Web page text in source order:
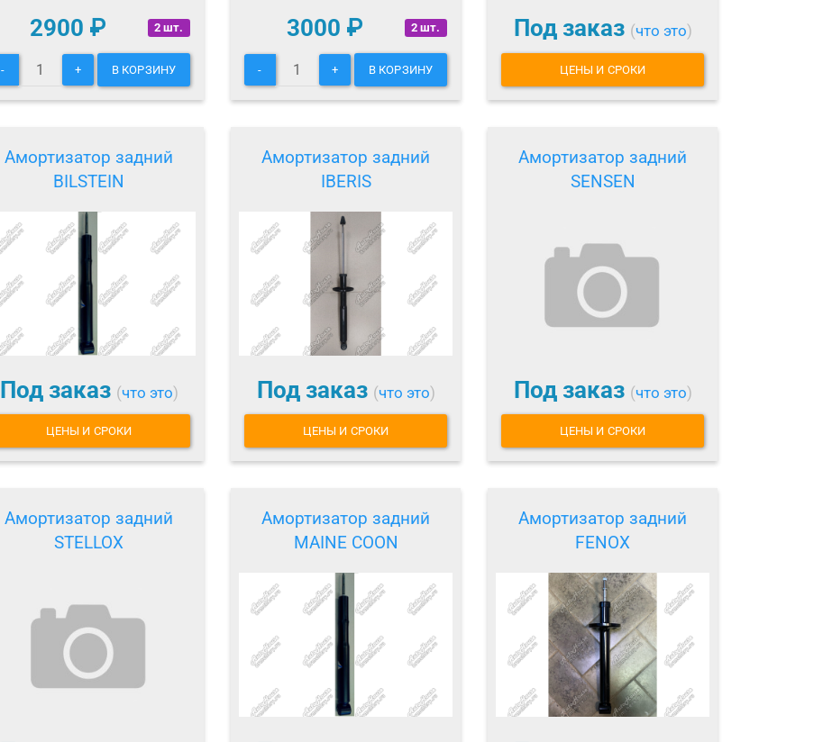
2 шт.
2900 ₽
- + В КОРЗИНУ
2 шт.
3000 ₽
- + В КОРЗИНУ
Под заказ (что это)
ЦЕНЫ И СРОКИ
Амортизатор задний
BILSTEIN
Под заказ (что это)
ЦЕНЫ И СРОКИ
Амортизатор задний
IBERIS
Под заказ (что это)
ЦЕНЫ И СРОКИ
Амортизатор задний
SENSEN
Под заказ (что это)
ЦЕНЫ И СРОКИ
Амортизатор задний
STELLOX
Амортизатор задний
MAINE COON
Амортизатор задний
FENOX